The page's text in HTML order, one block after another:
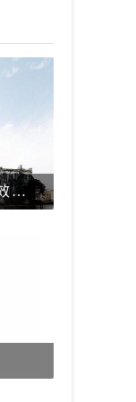
遗嘱需要公证才有法律效力吗？